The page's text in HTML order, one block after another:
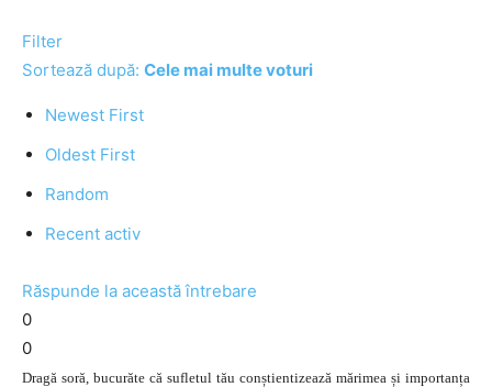
Filter
Sortează după: Cele mai multe voturi
Newest First
Oldest First
Random
Recent activ
Răspunde la această întrebare
0
0
Dragă soră, bucurăte că sufletul tău conștientizează mărimea și importanța